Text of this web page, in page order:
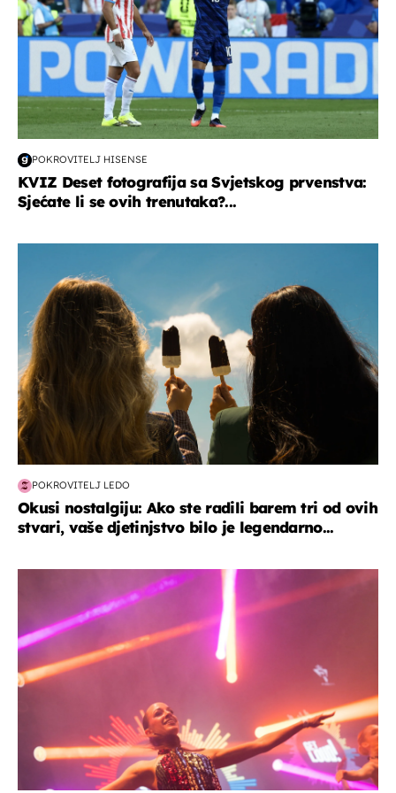
POKROVITELJ HISENSE
KVIZ Deset fotografija sa Svjetskog prvenstva:
Sjećate li se ovih trenutaka?...
POKROVITELJ LEDO
Okusi nostalgiju: Ako ste radili barem tri od ovih
stvari, vaše djetinjstvo bilo je legendarno...